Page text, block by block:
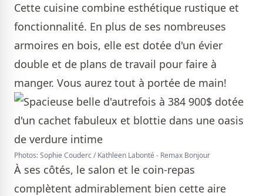
Cette cuisine combine esthétique rustique et
fonctionnalité. En plus de ses nombreuses
armoires en bois, elle est dotée d'un évier
double et de plans de travail pour faire à
manger. Vous aurez tout à portée de main!
Photos: Sophie Couderc / Kathleen Labonté - Remax Bonjour
À ses côtés, le salon et le coin-repas
complètent admirablement bien cette aire